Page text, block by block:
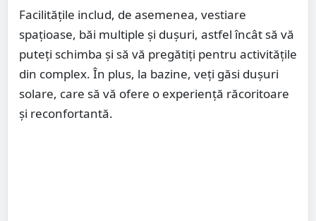
Facilitățile includ, de asemenea, vestiare
spațioase, băi multiple și dușuri, astfel încât să vă
puteți schimba și să vă pregătiți pentru activitățile
din complex. În plus, la bazine, veți găsi dușuri
solare, care să vă ofere o experiență răcoritoare
și reconfortantă.